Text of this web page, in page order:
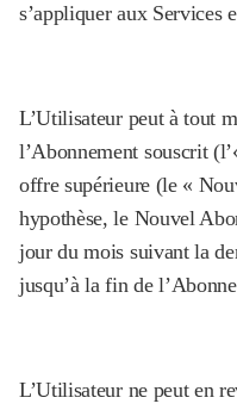
s’appliquer aux Services
L’Utilisateur peut à tout
l’Abonnement souscrit
offre supérieure (le «
hypothèse, le Nouvel
jour du mois suivant la
jusqu’à la fin de
L’Utilisateur ne peut en